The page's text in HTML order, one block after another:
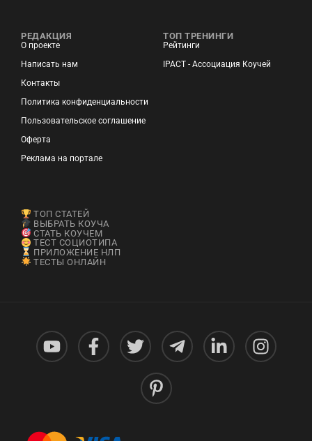
РЕДАКЦИЯ
О проекте
Написать нам
Контакты
Политика конфиденциальности
Пользовательское соглашение
Оферта
Реклама на портале
ТОП ТРЕНИНГИ
Рейтинги
IPACT - Ассоциация Коучей
ТОП СТАТЕЙ
ВЫБРАТЬ КОУЧА
СТАТЬ КОУЧЕМ
ТЕСТ СОЦИОТИПА
ПРИЛОЖЕНИЕ НЛП
ТЕСТЫ ОНЛАЙН